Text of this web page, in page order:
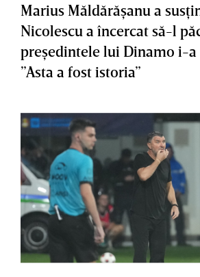
Marius Măldărăşanu a
Nicolescu a încercat să-l
preşedintele lui Dinamo i-a
”Asta a fost istoria”